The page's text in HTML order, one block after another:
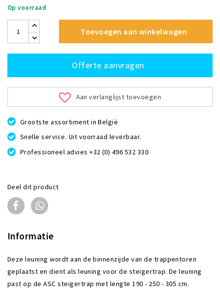
Op voorraad
Toevoegen aan winkelwagen
Offerte aanvragen
Aan verlanglijst toevoegen
Grootste assortiment in België
Snelle service. Uit voorraad leverbaar.
Professioneel advies +32 (0) 496 532 330
Deel dit product
Informatie
Deze leuning wordt aan de binnenzijde van de trappentoren
geplaatst en dient als leuning voor de steigertrap. De leuning
past op de ASC steigertrap met lengte 190 - 250 - 305 cm.